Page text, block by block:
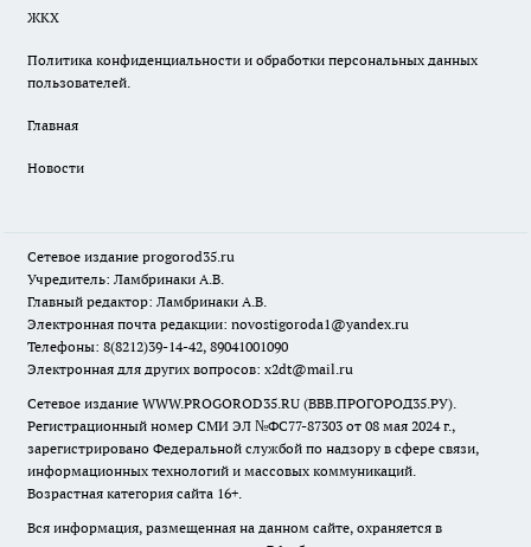
ЖКХ
Политика конфиденциальности и обработки персональных данных
пользователей.
Главная
Новости
Сетевое издание progorod35.ru
Учредитель: Ламбринаки А.В.
Главный редактор: Ламбринаки А.В.
Электронная почта редакции: novostigoroda1@yandex.ru
Телефоны: 8(8212)39-14-42, 89041001090
Электронная для других вопросов: x2dt@mail.ru
Сетевое издание WWW.PROGOROD35.RU (ВВВ.ПРОГОРОД35.РУ).
Регистрационный номер СМИ ЭЛ №ФС77-87303 от 08 мая 2024 г.,
зарегистрировано Федеральной службой по надзору в сфере связи,
информационных технологий и массовых коммуникаций.
Возрастная категория сайта 16+.
Вся информация, размещенная на данном сайте, охраняется в